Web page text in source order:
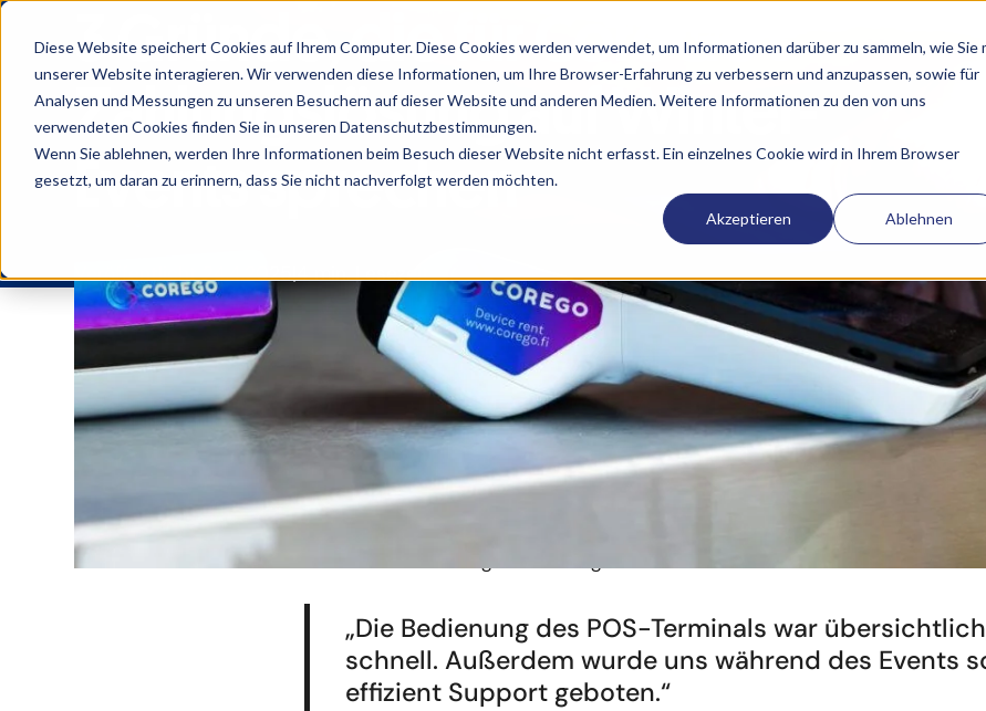
Diese Website speichert Cookies auf Ihrem Computer. Diese Cookies werden verwendet, um Informationen darüber zu sammeln, wie Sie
unserer Website interagieren. Wir verwenden diese Informationen, um Ihre Browser-Erfahrung zu verbessern und anzupassen, sowie für
Analysen und Messungen zu unseren Besuchern auf dieser Website und anderen Medien. Weitere Informationen zu den von uns
verwendeten Cookies finden Sie in unseren Datenschutzbestimmungen.
Wenn Sie ablehnen, werden Ihre Informationen beim Besuch dieser Website nicht erfasst. Ein einzelnes Cookie wird in Ihrem Browser
gesetzt, um daran zu erinnern, dass Sie nicht nachverfolgt werden möchten.
Akzeptieren Ablehnen
3 Gründe, die für CoreGo’s
Zahlungslösung auf Winter-
Events sprechen
Veröffentlicht 24.4.20254 min. Lesezeit
Kann das Zahlungsterminal Winterwetter standhalten? Ist das
benutzerfreundlich für Freiwillige? Wie erhalte ich qualitativ bessere
mein Event? Im Folgenden können Sie lesen, warum ein Event-
keine Gedanken über Wettereinflüsse oder sonstige Umstände machen
CoreGo war vom 24. bis 26. November Teil desFIS Ruka Nordic Weltcups
Zahlungslösung für das Event bereitstellte und für einen reibungslosen
Zuschauer sich auf den Wettkampf konzentrieren konnten. Unsere mobilen
„Die Bedienung des POS-Terminals war
schnell. Außerdem wurde uns während des Events
effizient Support geboten.“